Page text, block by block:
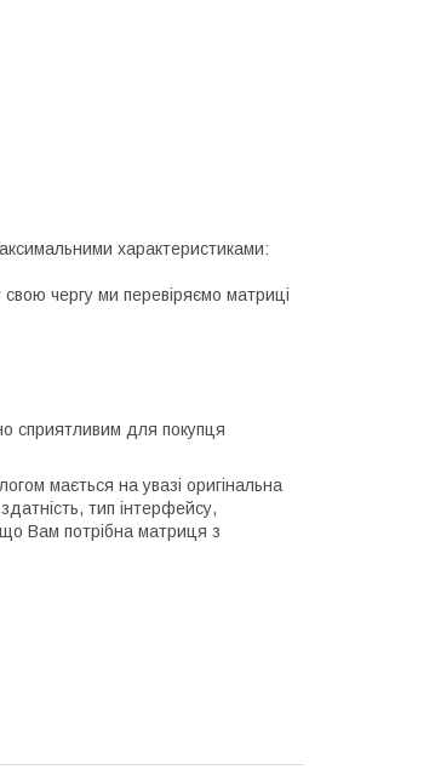
характеристиками:
чергу ми перевіряємо матриці
сприятливим для покупця
мається на увазі оригінальна
тип інтерфейсу,
Вам потрібна матриця з